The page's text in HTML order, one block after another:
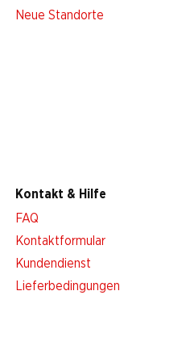
Neue Standorte
Kontakt & Hilfe
FAQ
Kontaktformular
Kundendienst
Lieferbedingungen